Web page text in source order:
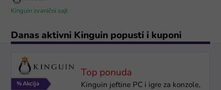
Kinguin zvanični sajt
Danas aktivni Kinguin popusti i kuponi
Top ponuda
Kinguin jeftine PC i igre za konzole,